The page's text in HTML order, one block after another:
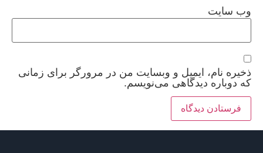
وب‌ سایت
ذخیره نام، ایمیل و وبسایت من در مرورگر برای زمانی
که دوباره دیدگاهی می‌نویسم.